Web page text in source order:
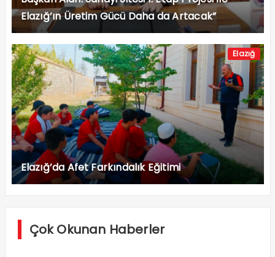
Elazığ’ın Üretim Gücü Daha da Artacak”
Elazığ
Elazığ’da Afet Farkındalık Eğitimi
Çok Okunan Haberler